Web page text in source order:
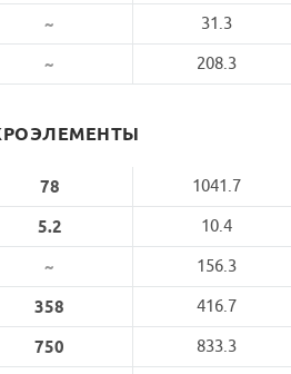
~ 31.3
~ 208.3
78 1041.7
5.2 10.4
~ 156.3
358 416.7
750 833.3